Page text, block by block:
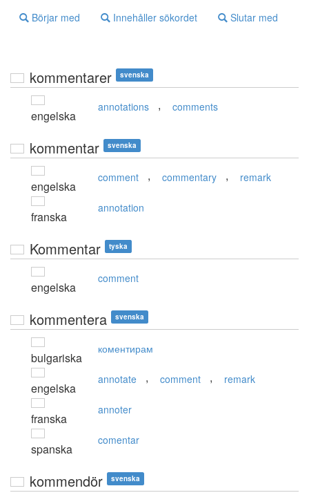
Börjar med Innehåller sökordet Slutar med
kommentarer svenska
engelska
annotations , comments
kommentar svenska
engelska
comment , commentary , remark
franska
annotation
Kommentar tyska
engelska
comment
kommentera svenska
bulgariska
коментирам
engelska
annotate , comment , remark
franska
annoter
spanska
comentar
kommendör svenska